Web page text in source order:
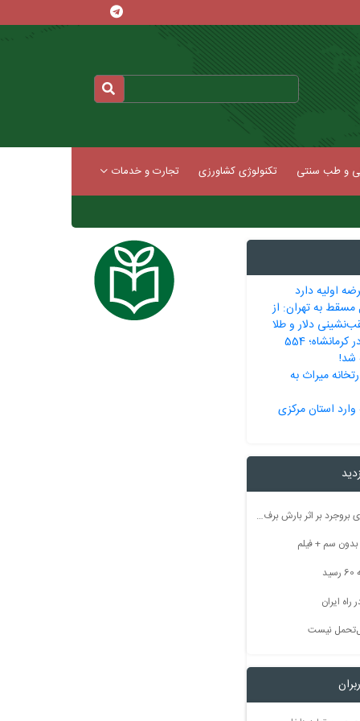
و طب سنتی تکنولوژی کشاورزی تجارت و خدمات
اولیه دارد
به تهران: از
دلار و طلا
مهاجرت خاموش در کرمانشاه؛ 554
شد‌!
میراث به
استان مرکزی
راه ارتباطی ۵۰ روستای بروجرد بر اثر بارش برف مسدود شد
ایران
نیست